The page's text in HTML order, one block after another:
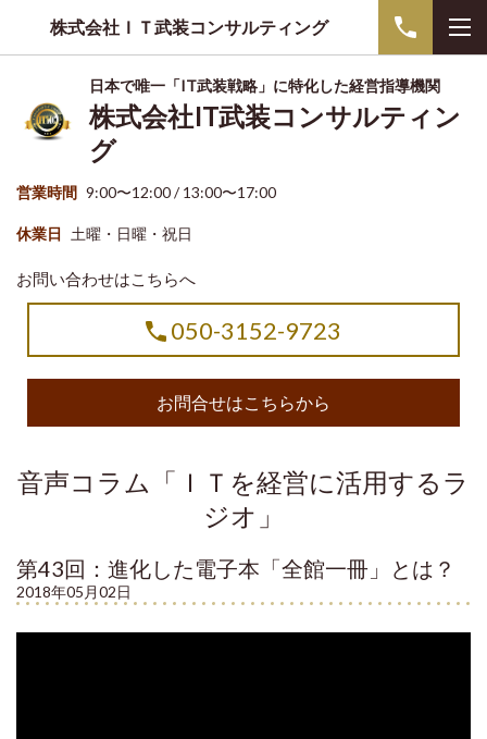
株式会社ＩＴ武装コンサルティング
日本で唯一「IT武装戦略」に特化した経営指導機関
株式会社IT武装コンサルティン
グ
営業時間 9:00〜12:00 / 13:00〜17:00
休業日 土曜・日曜・祝日
お問い合わせはこちらへ
050-3152-9723
お問合せはこちらから
音声コラム「ＩＴを経営に活用するラ
ジオ」
第43回：進化した電子本「全館一冊」とは？
2018年05月02日